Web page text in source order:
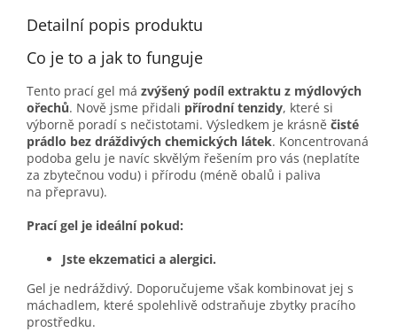
Detailní popis produktu
Co je to a jak to funguje
Tento prací gel má zvýšený podíl extraktu z mýdlových
ořechů. Nově jsme přidali přírodní tenzidy, které si
výborně poradí s nečistotami. Výsledkem je krásně čisté
prádlo bez dráždivých chemických látek. Koncentrovaná
podoba gelu je navíc skvělým řešením pro vás (neplatíte
za zbytečnou vodu) i přírodu (méně obalů i paliva
na přepravu).
Prací gel je ideální pokud:
Jste ekzematici a alergici.
Gel je nedráždivý. Doporučujeme však kombinovat jej s
máchadlem, které spolehlivě odstraňuje zbytky pracího
prostředku.